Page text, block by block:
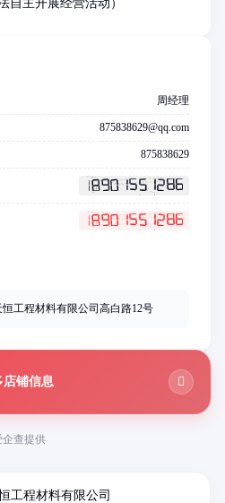
企查提供
工程材料有限公司
自主开展经营活动）
周经理
875838629@qq.com
875838629
工程材料有限公司高白路12号
铺信息